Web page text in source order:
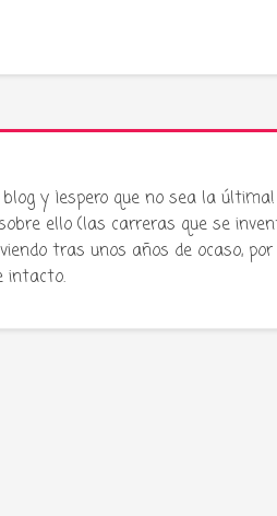
y ¡espero que no sea la
ello (las carreras que se
tras unos años de ocaso,
intacto.